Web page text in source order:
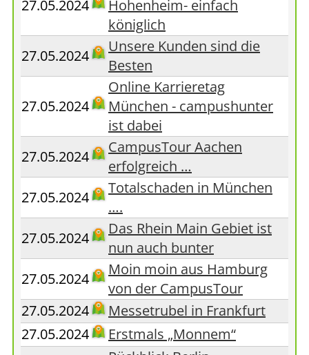
27.05.2024
Hohenheim- einfach
königlich
27.05.2024
Unsere Kunden sind die
Besten
27.05.2024
Online Karrieretag
München - campushunter
ist dabei
27.05.2024
CampusTour Aachen
erfolgreich …
27.05.2024
Totalschaden in München
….
27.05.2024
Das Rhein Main Gebiet ist
nun auch bunter
27.05.2024
Moin moin aus Hamburg
von der CampusTour
27.05.2024
Messetrubel in Frankfurt
27.05.2024
Erstmals „Monnem“